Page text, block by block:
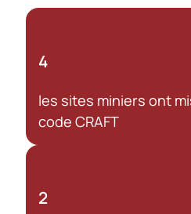
4
les sites miniers ont
code CRAFT
2